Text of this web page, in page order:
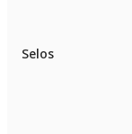
Selos